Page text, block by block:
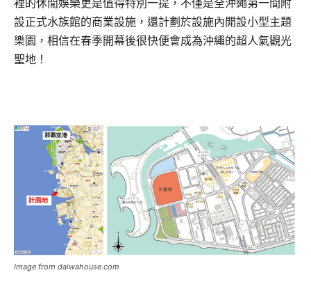
裡的休閒娛樂更是值得特別一提，不僅是全沖繩第一間附
設正式水族館的商業設施，還計劃於設施內開設小型主題
樂園，相信在春季開幕後很快便會成為沖繩的超人氣觀光
聖地！
Image from daiwahouse.com